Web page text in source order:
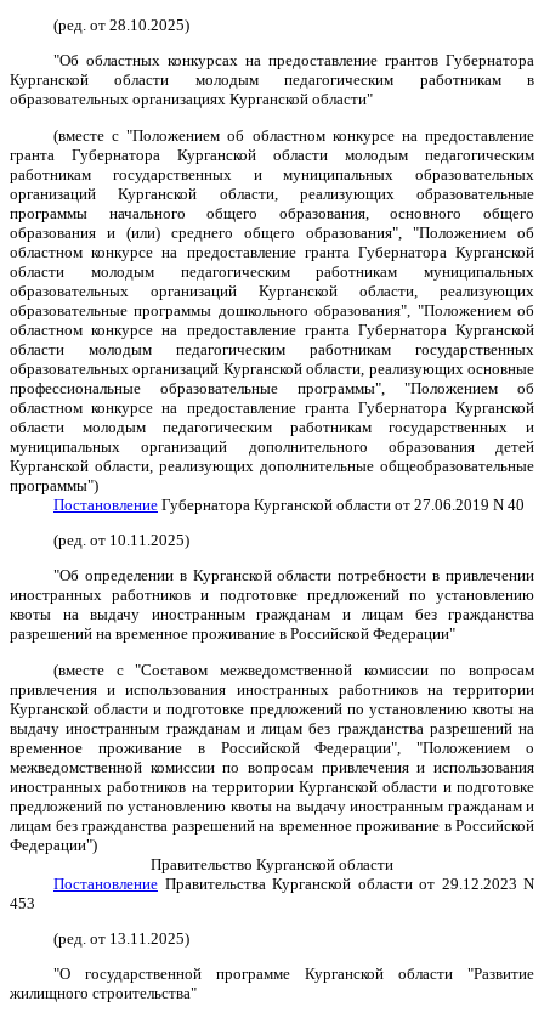
(ред. от 28.10.2025)
"Об областных конкурсах на предоставление грантов Губернатора
Курганской области молодым педагогическим работникам в
образовательных организациях Курганской области"
(вместе с "Положением об областном конкурсе на предоставление
гранта Губернатора Курганской области молодым педагогическим
работникам государственных и муниципальных образовательных
организаций Курганской области, реализующих образовательные
программы начального общего образования, основного общего
образования и (или) среднего общего образования", "Положением об
областном конкурсе на предоставление гранта Губернатора Курганской
области молодым педагогическим работникам муниципальных
образовательных организаций Курганской области, реализующих
образовательные программы дошкольного образования", "Положением об
областном конкурсе на предоставление гранта Губернатора Курганской
области молодым педагогическим работникам государственных
образовательных организаций Курганской области, реализующих основные
профессиональные образовательные программы", "Положением об
областном конкурсе на предоставление гранта Губернатора Курганской
области молодым педагогическим работникам государственных и
муниципальных организаций дополнительного образования детей
Курганской области, реализующих дополнительные общеобразовательные
программы")
Постановление Губернатора Курганской области от 27.06.2019 N 40
(ред. от 10.11.2025)
"Об определении в Курганской области потребности в привлечении
иностранных работников и подготовке предложений по установлению
квоты на выдачу иностранным гражданам и лицам без гражданства
разрешений на временное проживание в Российской Федерации"
(вместе с "Составом межведомственной комиссии по вопросам
привлечения и использования иностранных работников на территории
Курганской области и подготовке предложений по установлению квоты на
выдачу иностранным гражданам и лицам без гражданства разрешений на
временное проживание в Российской Федерации", "Положением о
межведомственной комиссии по вопросам привлечения и использования
иностранных работников на территории Курганской области и подготовке
предложений по установлению квоты на выдачу иностранным гражданам и
лицам без гражданства разрешений на временное проживание в Российской
Федерации")
Правительство Курганской области
Постановление Правительства Курганской области от 29.12.2023 N
453
(ред. от 13.11.2025)
"О государственной программе Курганской области "Развитие
жилищного строительства"